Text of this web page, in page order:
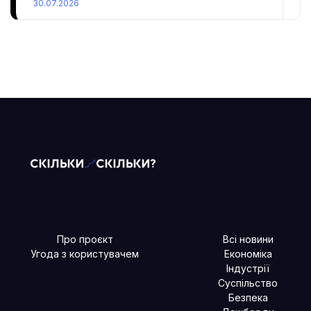
30.07.2026
Про проєкт
Угода з користувачем
Всі новини
Економіка
Індустрії
Суспільство
Безпека